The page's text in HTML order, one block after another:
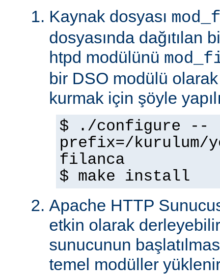
Kaynak dosyası
dosyasında dağıtılan
htpd modülünü
bir DSO modülü
kurmak için şöyle
$ ./configure --
prefix=/kurulum/
filanca
$ make install
Apache HTTP
etkin olarak
sunucunun
temel modüller